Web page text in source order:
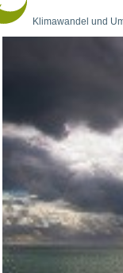
Klimawandel und